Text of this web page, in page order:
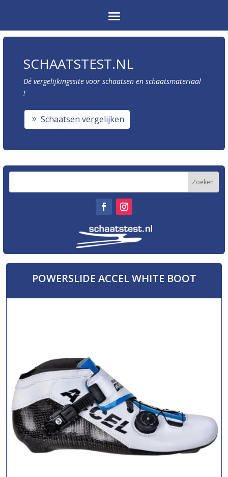
SCHAATSTEST.NL
Dé vergelijkingssite voor schaatsen en schaatsmateriaal
!
Schaatsen vergelijken
POWERSLIDE ACCEL WHITE BOOT